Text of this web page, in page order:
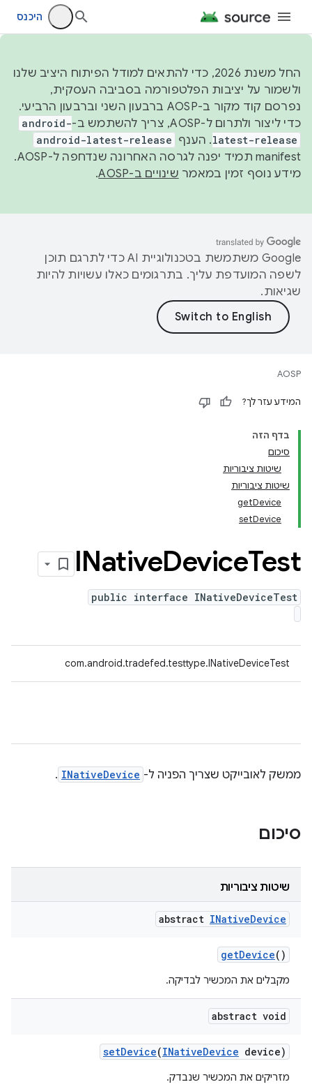
היכנס
החל משנת 2026, כדי להתאים למודל הפיתוח היציב שלנו
ולשמור על יציבות הפלטפורמה בסביבה העסקית,
נפרסם קוד מקור ב-AOSP ברבעון השני וברבעון הרביעי.
כדי ליצור ולתרום ל-AOSP, צריך להשתמש ב-
android-
latest-release. הענף android-latest-release
manifest תמיד יפנה לגרסה האחרונה שנדחפה ל-AOSP.
מידע נוסף זמין במאמר שינויים ב-AOSP .
‫Google משתמשת בטכנולוגיית AI כדי לתרגם תוכן
לשפה המועדפת עליך. בתרגומים כאלו עשויות להיות
שגיאות.
AOSP
המידע עזר לך?
בדף הזה
סיכום
שיטות ציבוריות
שיטות ציבוריות
getDevice
setDevice
INativeDeviceTest
public interface INativeDeviceTest
com.android.tradefed.testtype.INativeDeviceTest
ממשק לאובייקט שצריך הפניה ל- INativeDevice
.
סיכום
שיטות ציבוריות
abstract INativeDevice
getDevice()
מקבלים את המכשיר לבדיקה.
abstract void
setDevice(INativeDevice device)
מזריקים את המכשיר שנבדק.